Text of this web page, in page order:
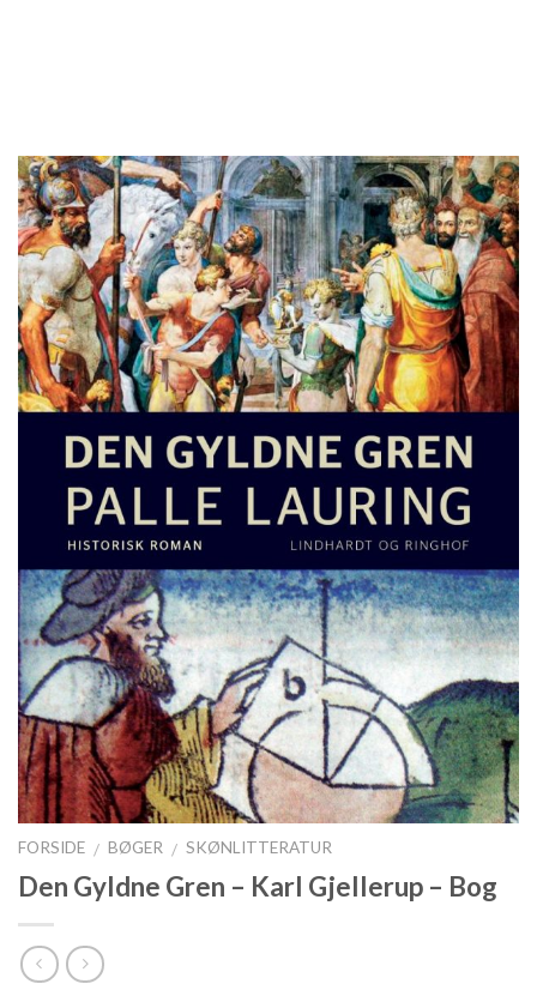
FORSIDE / BØGER / SKØNLITTERATUR
Den Gyldne Gren – Karl Gjellerup – Bog